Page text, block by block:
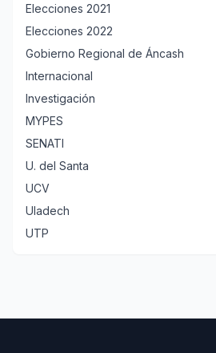
Elecciones 2021
Elecciones 2022
Gobierno Regional de Áncash
Internacional
Investigación
MYPES
SENATI
U. del Santa
UCV
Uladech
UTP